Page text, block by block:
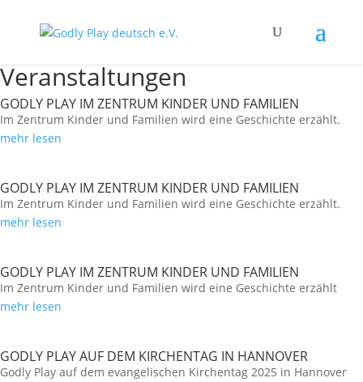
Veranstaltungen
GODLY PLAY IM ZENTRUM KINDER UND FAMILIEN
Im Zentrum Kinder und Familien wird eine Geschichte erzählt.
mehr lesen
GODLY PLAY IM ZENTRUM KINDER UND FAMILIEN
Im Zentrum Kinder und Familien wird eine Geschichte erzählt.
mehr lesen
GODLY PLAY IM ZENTRUM KINDER UND FAMILIEN
Im Zentrum Kinder und Familien wird eine Geschichte erzählt
mehr lesen
GODLY PLAY AUF DEM KIRCHENTAG IN HANNOVER
Godly Play auf dem evangelischen Kirchentag 2025 in Hannover